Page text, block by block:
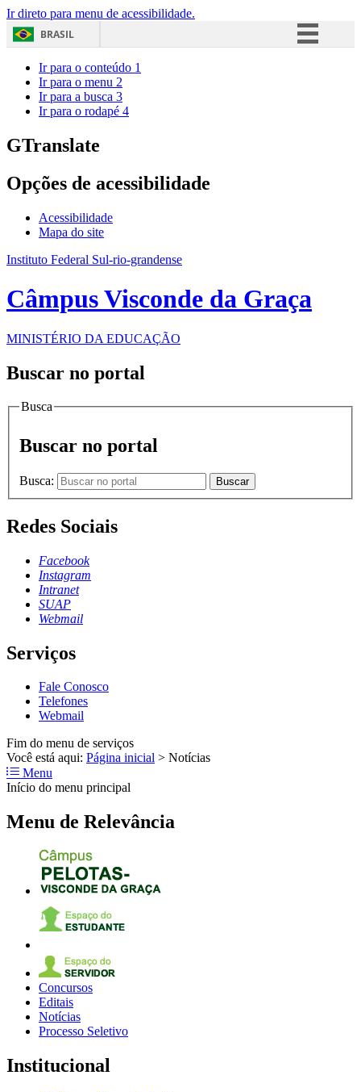
Ir direto para menu de acessibilidade.
BRASIL
Ir para o conteúdo 1
Ir para o menu 2
Ir para a busca 3
Ir para o rodapé 4
GTranslate
Opções de acessibilidade
Acessibilidade
Mapa do site
Instituto Federal Sul-rio-grandense
Câmpus Visconde da Graça
MINISTÉRIO DA EDUCAÇÃO
Buscar no portal
Busca
Buscar no portal
Busca: Buscar
Redes Sociais
Facebook
Instagram
Intranet
SUAP
Webmail
Serviços
Fale Conosco
Telefones
Webmail
Fim do menu de serviços
Você está aqui: Página inicial > Notícias
Menu
Início do menu principal
Menu de Relevância
Concursos
Editais
Notícias
Processo Seletivo
Institucional